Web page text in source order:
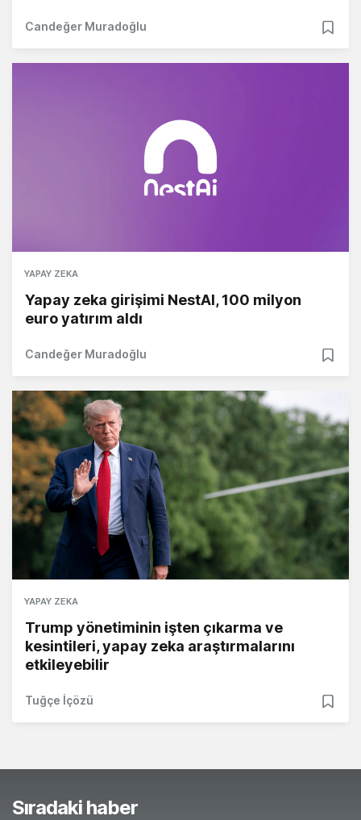
Candeğer Muradoğlu
YAPAY ZEKA
Yapay zeka girişimi NestAI, 100 milyon
euro yatırım aldı
Candeğer Muradoğlu
YAPAY ZEKA
Trump yönetiminin işten çıkarma ve
kesintileri, yapay zeka araştırmalarını
etkileyebilir
Tuğçe İçözü
Sıradaki haber